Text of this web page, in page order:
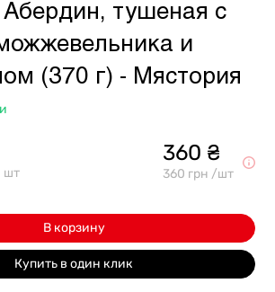
Абердин, тушеная с
и
(370 г) - Мястория
шт
360 ₴
360 грн /шт
В корзину
Купить в один клик